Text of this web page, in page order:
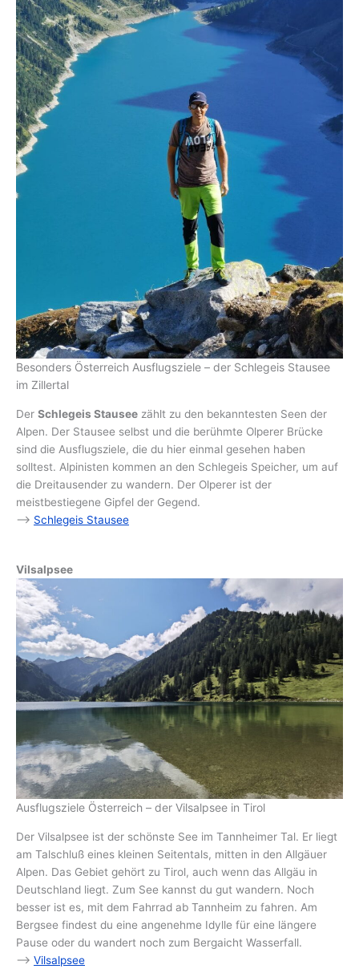
Besonders Österreich Ausflugsziele – der Schlegeis Stausee
im Zillertal
Der Schlegeis Stausee zählt zu den bekanntesten Seen der
Alpen. Der Stausee selbst und die berühmte Olperer Brücke
sind die Ausflugsziele, die du hier einmal gesehen haben
solltest. Alpinisten kommen an den Schlegeis Speicher, um auf
die Dreitausender zu wandern. Der Olperer ist der
meistbestiegene Gipfel der Gegend.
–> Schlegeis Stausee
Vilsalpsee
Ausflugsziele Österreich – der Vilsalpsee in Tirol
Der Vilsalpsee ist der schönste See im Tannheimer Tal. Er liegt
am Talschluß eines kleinen Seitentals, mitten in den Allgäuer
Alpen. Das Gebiet gehört zu Tirol, auch wenn das Allgäu in
Deutschland liegt. Zum See kannst du gut wandern. Noch
besser ist es, mit dem Fahrrad ab Tannheim zu fahren. Am
Bergsee findest du eine angenehme Idylle für eine längere
Pause oder du wandert noch zum Bergaicht Wasserfall.
–> Vilsalpsee